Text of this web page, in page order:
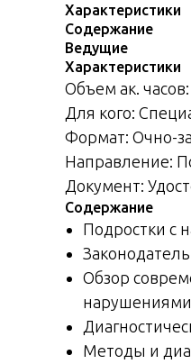
Характеристики
Содержание
Ведущие
Характеристики
Объем ак. часов:
Для кого:
Формат: Очно-
Направление:
Документ:
Содержание
Подростки с
Обзор
нарушениями
Методы и